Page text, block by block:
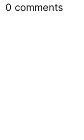
0 comments